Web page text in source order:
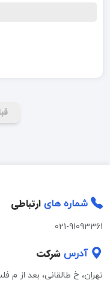
شماره های ارتباطی
021-91093361
آدرس شرکت
تهران، خ طالقانی، بعد از م